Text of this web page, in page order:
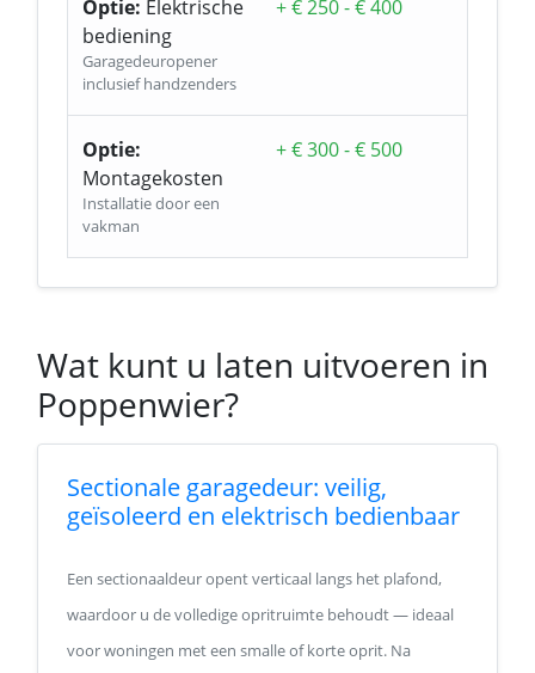
Optie: Elektrische
bediening
Garagedeuropener
inclusief handzenders
+ € 250 - € 400
Optie:
Montagekosten
Installatie door een
vakman
+ € 300 - € 500
Wat kunt u laten uitvoeren in
Poppenwier?
Sectionale garagedeur: veilig,
geïsoleerd en elektrisch bedienbaar
Een sectionaaldeur opent verticaal langs het plafond,
waardoor u de volledige opritruimte behoudt — ideaal
voor woningen met een smalle of korte oprit. Na